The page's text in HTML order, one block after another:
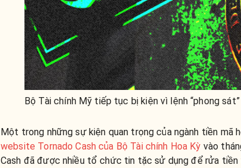
Bộ Tài chính Mỹ tiếp tục bị kiện vì lệnh “phong
Một trong những sự kiện quan trọng của ngành tiền mã
website Tornado Cash của Bộ Tài chính Hoa Kỳ vào
Cash đã được nhiều tổ chức tin tặc sử dụng để rửa tiền